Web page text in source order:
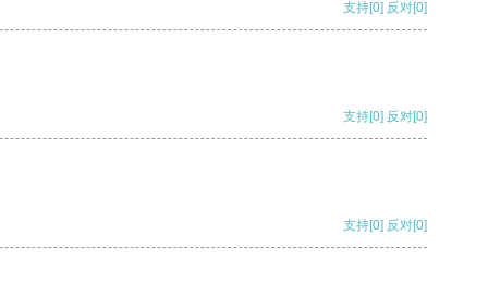
支持[0] 反对[0]
支持[0] 反对[0]
支持[0] 反对[0]